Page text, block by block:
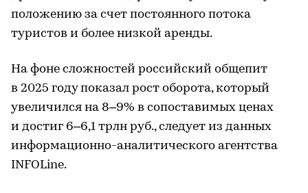
положению за счет постоянного потока
туристов и более низкой аренды.
На фоне сложностей российский общепит
в 2025 году показал рост оборота, который
увеличился на 8–9% в сопоставимых ценах
и достиг 6–6,1 трлн руб., следует из данных
информационно-аналитического агентства
INFOLine.